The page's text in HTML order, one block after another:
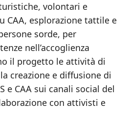
volontari e
CAA, esplorazione tattile e
sorde, per
nell’accoglienza
il progetto le attività di
creazione e diffusione di
e CAA sui canali social del
con attivisti e